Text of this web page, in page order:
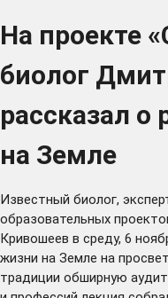
На проекте
биолог
рассказал о
на Земле
Известный биолог,
образовательных
Кривошеев в среду, 6
жизни на Земле на
традиции обширную